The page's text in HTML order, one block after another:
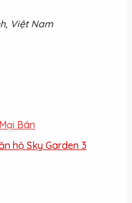
Bán
Việt Nam
hộ Sky Garden 3